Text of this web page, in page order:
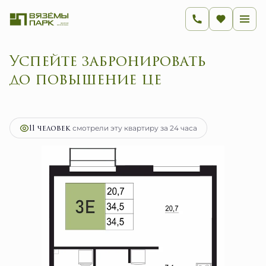
Успейте забронироват
1-комнатная34.5 м2
7 020 500 руб.
Ипотекаот 28 022 руб.